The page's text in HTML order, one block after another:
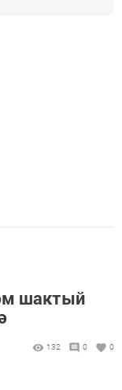
шактый
132 0 0